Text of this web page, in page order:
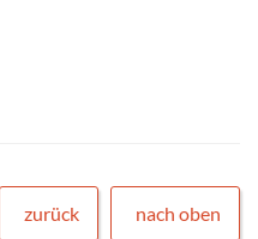
zurück nach oben